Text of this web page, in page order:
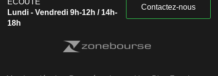
Lundi - Vendredi 9h-12h / 14h-
18h
Contactez-nous